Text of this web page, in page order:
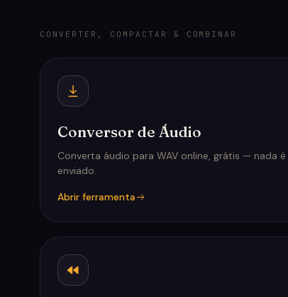
CONVERTER, COMPACTAR & COMBINAR
Conversor de Áudio
Converta áudio para WAV online, grátis — nada é
enviado.
Abrir ferramenta